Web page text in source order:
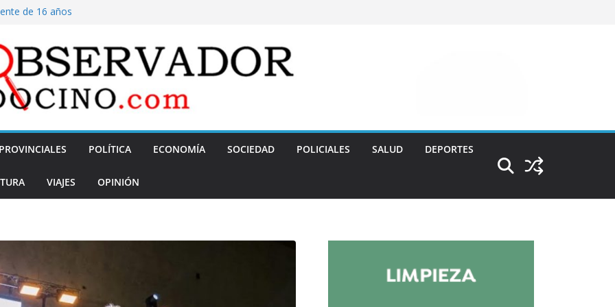
de 16 años
inserción
de ARN
el fracaso en el
PROVINCIALES POLÍTICA ECONOMÍA SOCIEDAD POLICIALES SALUD DEPORTES
VIAJES OPINIÓN